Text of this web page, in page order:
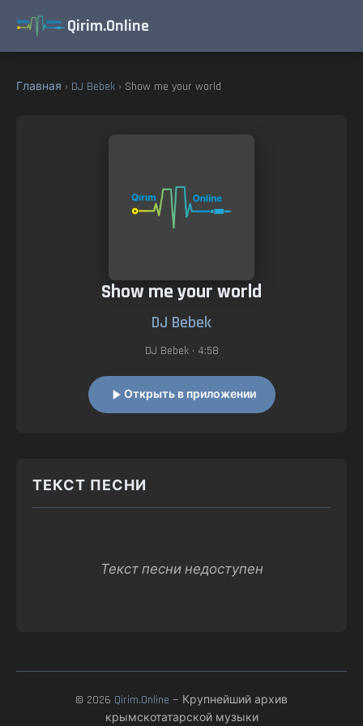
Qirim.Online
Главная › DJ Bebek › Show me your world
Show me your world
DJ Bebek
DJ Bebek• 4:58
Открыть в приложении
ТЕКСТ ПЕСНИ
Текст песни недоступен
© 2026 Qirim.Online — Крупнейший архив
крымскотатарской музыки